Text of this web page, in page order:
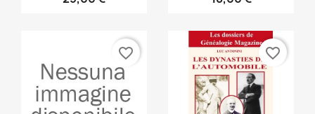
favorite_border favorite_border